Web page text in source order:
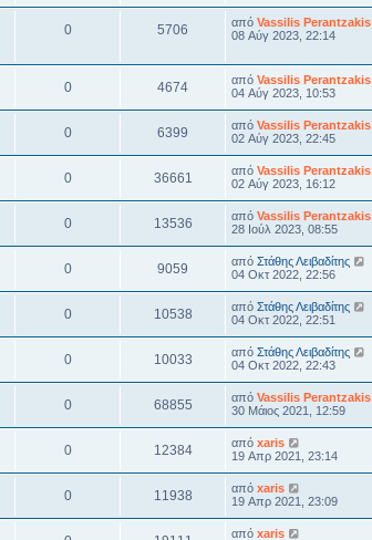
0 5706 από Vassilis Perantzakis
08 Αύγ 2023, 22:14
0 4674 από Vassilis Perantzakis
04 Αύγ 2023, 10:53
0 6399 από Vassilis Perantzakis
02 Αύγ 2023, 22:45
0 36661 από Vassilis Perantzakis
02 Αύγ 2023, 16:12
0 13536 από Vassilis Perantzakis
28 Ιούλ 2023, 08:55
0 9059 από Στάθης Λειβαδίτης
04 Οκτ 2022, 22:56
0 10538 από Στάθης Λειβαδίτης
04 Οκτ 2022, 22:51
0 10033 από Στάθης Λειβαδίτης
04 Οκτ 2022, 22:43
0 68855 από Vassilis Perantzakis
30 Μάιος 2021, 12:59
0 12384 από xaris
19 Απρ 2021, 23:14
0 11938 από xaris
19 Απρ 2021, 23:09
από xaris